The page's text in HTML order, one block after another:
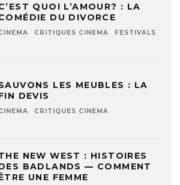
QUOI L’AMOUR? : LA
DU DIVORCE
CRITIQUES CINEMA FESTIVALS
LES MEUBLES : LA
DEVIS
CRITIQUES CINEMA
NEW WEST : HISTOIRES
BADLANDS — COMMENT
UNE FEMME